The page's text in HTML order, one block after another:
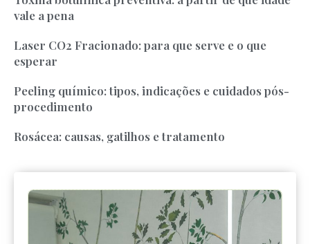
vale a pena
Laser CO2 Fracionado: para que serve e o que
esperar
Peeling químico: tipos, indicações e cuidados pós-
procedimento
Rosácea: causas, gatilhos e tratamento